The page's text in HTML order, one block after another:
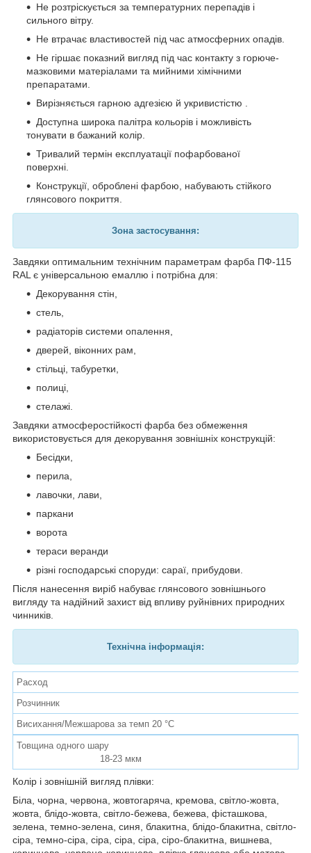
Не розтріскується за температурних перепадів і
сильного вітру.
Не втрачає властивостей під час атмосферних опадів.
Не гіршає показний вигляд під час контакту з горюче-
мазковими матеріалами та мийними хімічними
препаратами.
Вирізняється гарною адгезією й укривистістю .
Доступна широка палітра кольорів і можливість
тонувати в бажаний колір.
Тривалий термін експлуатації пофарбованої
поверхні.
Конструкції, оброблені фарбою, набувають стійкого
глянсового покриття.
Зона застосування:
Завдяки оптимальним технічним параметрам фарба ПФ-115
RAL є універсальною емаллю і потрібна для:
Декорування стін,
стель,
радіаторів системи опалення,
дверей, віконних рам,
стільці, табуретки,
полиці,
стелажі.
Завдяки атмосферостійкості фарба без обмеження
використовується для декорування зовнішніх конструкцій:
Бесідки,
перила,
лавочки, лави,
паркани
ворота
тераси веранди
різні господарські споруди: сараї, прибудови.
Після нанесення виріб набуває глянсового зовнішнього
вигляду та надійний захист від впливу руйнівних природних
чинників.
Технічна інформація:
Расход
Розчинник
Висихання/Межшарова за темп 20 °C
Товщина одного шару
18-23 мкм
Колір і зовнішній вигляд плівки:
Біла, чорна, червона, жовтогаряча, кремова, світло-жовта,
жовта, блідо-жовта, світло-бежева, бежева, фісташкова,
зелена, темно-зелена, синя, блакитна, блідо-блакитна, світло-
сіра, темно-сіра, сіра, сіра, сіра, сіро-блакитна, вишнева,